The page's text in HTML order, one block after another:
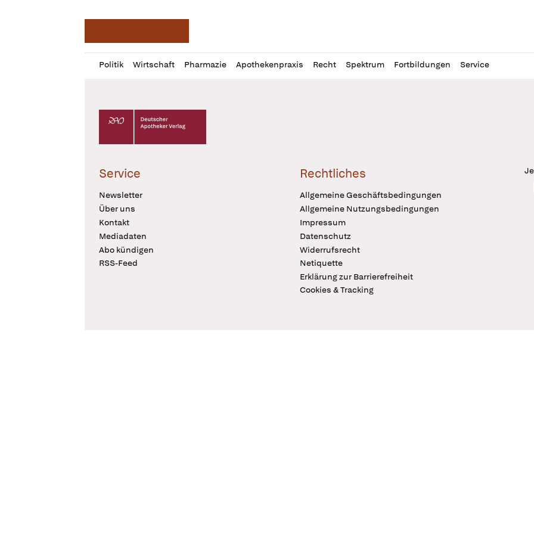
Politik Wirtschaft Pharmazie Apothekenpraxis Recht Spektrum Fortbildungen Service
Profil
öffnen
Daz
Pur
Deutscher Apotheker Verlag Logo
Service
Newsletter
Über uns
Kontakt
Mediadaten
Abo kündigen
RSS-Feed
Rechtliches
Allgemeine Geschäftsbedingungen
Allgemeine Nutzungsbedingungen
Impressum
Datenschutz
Widerrufsrecht
Netiquette
Erklärung zur Barrierefreiheit
Cookies & Tracking